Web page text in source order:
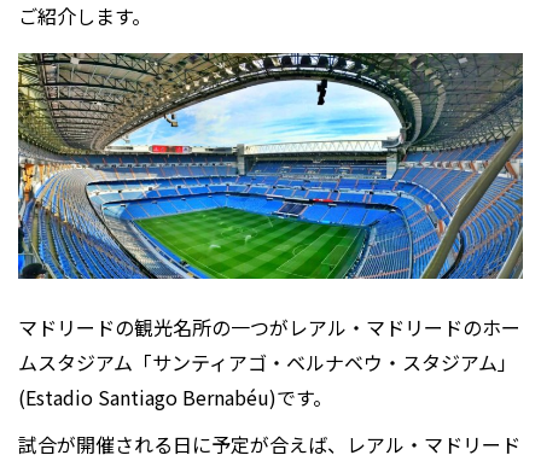
ご紹介します。
マドリードの観光名所の一つがレアル・マドリードのホー
ムスタジアム「サンティアゴ・ベルナベウ・スタジアム」
(Estadio Santiago Bernabéu)です。
試合が開催される日に予定が合えば、レアル・マドリード